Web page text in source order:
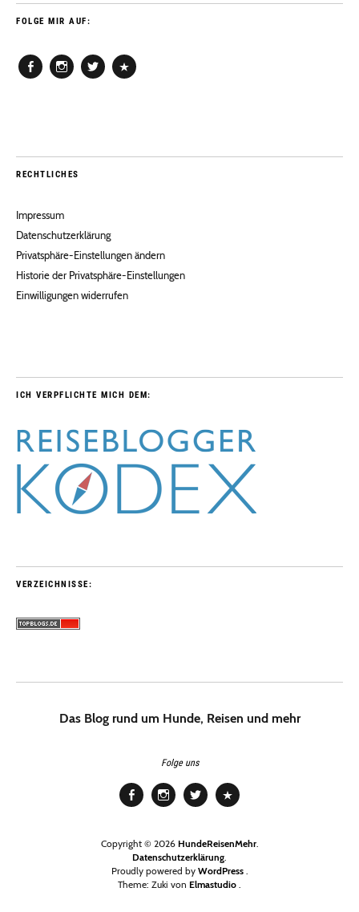
FOLGE MIR AUF:
RECHTLICHES
Impressum
Datenschutzerklärung
Privatsphäre-Einstellungen ändern
Historie der Privatsphäre-Einstellungen
Einwilligungen widerrufen
ICH VERPFLICHTE MICH DEM:
VERZEICHNISSE:
Das Blog rund um Hunde, Reisen und mehr
Folge uns
Copyright © 2026 HundeReisenMehr
Datenschutzerklärung
Proudly powered by WordPress
Theme: Zuki von Elmastudio